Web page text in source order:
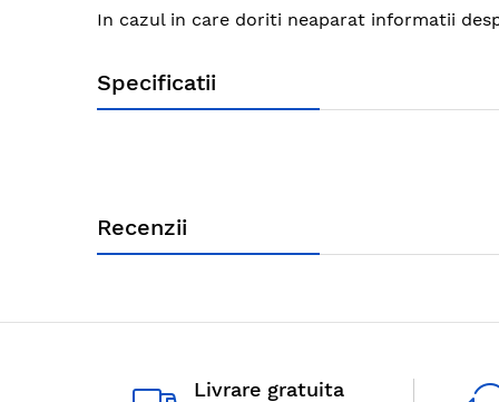
gallery
In cazul in care doriti neaparat informatii
Specificatii
Recenzii
Livrare gratuita